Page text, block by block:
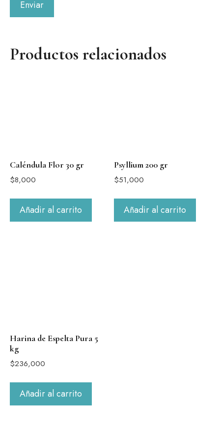
Productos relacionados
Caléndula Flor 30 gr
$8,000
Añadir al carrito
Psyllium 200 gr
$51,000
Añadir al carrito
Harina de Espelta Pura 5
kg
$236,000
Añadir al carrito